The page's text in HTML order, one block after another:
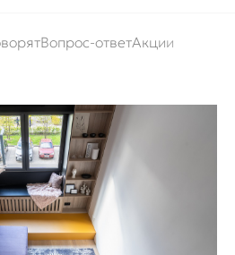
Вопрос-ответАкции